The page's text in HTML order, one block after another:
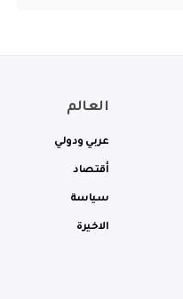
العالم
عربي ودولي
أقتصاد
سياسة
الاخيرة